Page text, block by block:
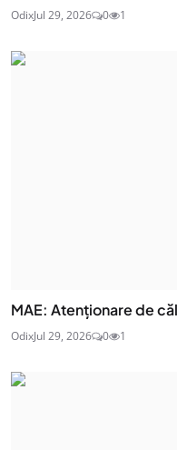
OdixJul 29, 2026 0 1
MAE: Atenţionare de
OdixJul 29, 2026 0 1